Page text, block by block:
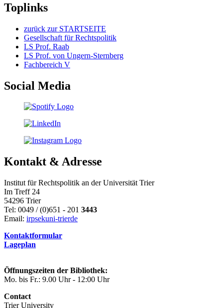
Toplinks
zurück zur STARTSEITE
Gesellschaft für Rechtspolitik
LS Prof. Raab
LS Prof. von Ungern-Sternberg
Fachbereich V
Social Media
Kontakt & Adresse
Institut für Rechtspolitik an der Universität Trier
Im Treff 24
54296 Trier
Tel: 0049 / (0)651 - 201 3443
Email: irpsekuni-trierde
Kontaktformular
Lageplan
Öffnungszeiten der Bibliothek:
Mo. bis Fr.: 9.00 Uhr - 12:00 Uhr
Contact
Trier University